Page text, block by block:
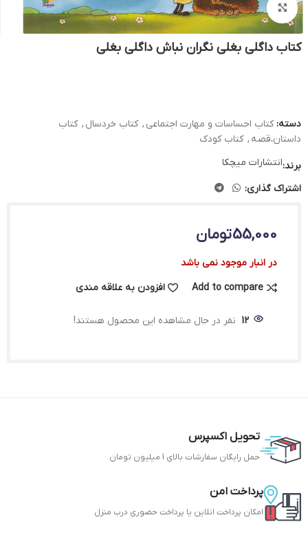
بزرگنمایی تصویر
کتاب داگلی بغلی نگران نباش داگلی بغلی
دسته: کتاب احساسات و مهارت اجتماعی , کتاب خردسال , کتاب
داستان،قصه , کتاب کودک
برند:انتشارات میچکا
اشتراک گذاری:
55,000تومان
در انبار موجود نمی باشد
Add to compare
افزودن به علاقه مندی
12 نفر در حال مشاهده این محصول هستند!
تحویل اکسپرس
حمل رایگان سفارشات بالای 1 میلیون تومان
پرداخت امن
امکان پرداخت انلاین یا پرداخت حضوری درب منزل